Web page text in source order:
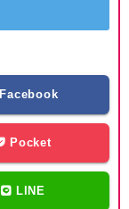
Pocket
LINE